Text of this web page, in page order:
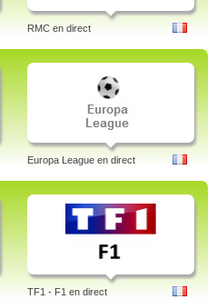
RMC en direct
Europa League en direct
TF1 - F1 en direct